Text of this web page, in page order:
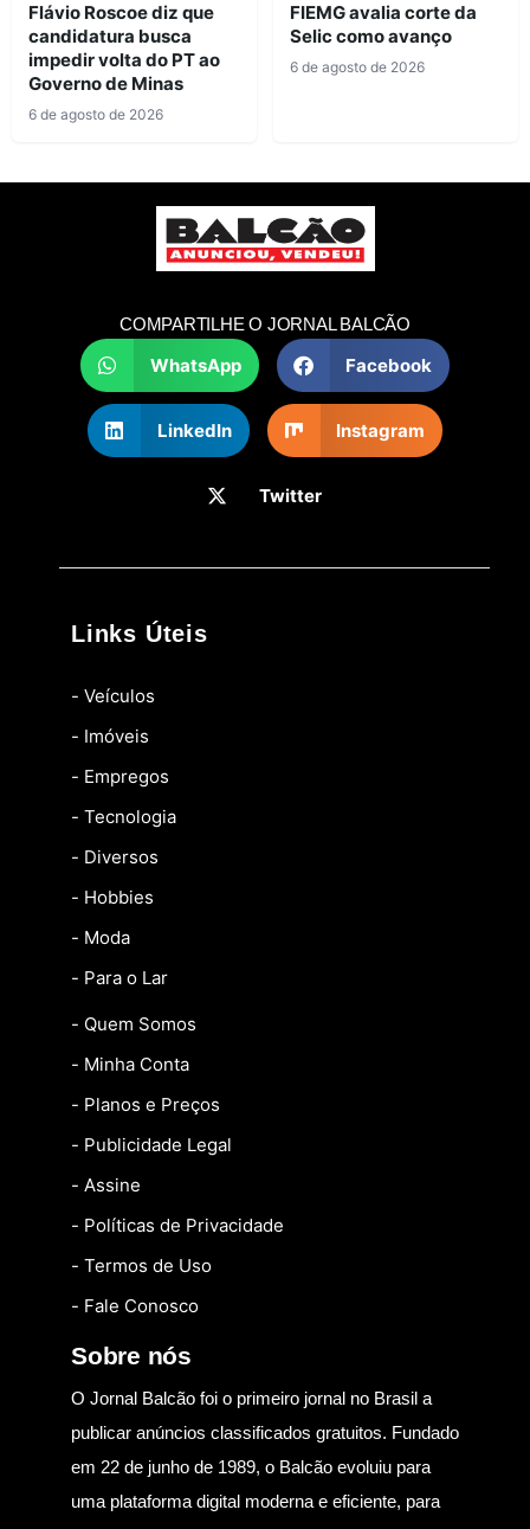
Flávio Roscoe diz que
candidatura busca
impedir volta do PT ao
Governo de Minas
6 de agosto de 2026
FIEMG avalia corte da
Selic como avanço
6 de agosto de 2026
COMPARTILHE O JORNAL BALCÃO
WhatsApp Facebook
LinkedIn Instagram
Twitter
Links Úteis
- Veículos
- Imóveis
- Empregos
- Tecnologia
- Diversos
- Hobbies
- Moda
- Para o Lar
- Quem Somos
- Minha Conta
- Planos e Preços
- Publicidade Legal
- Assine
- Políticas de Privacidade
- Termos de Uso
- Fale Conosco
Sobre nós
O Jornal Balcão foi o primeiro jornal no Brasil a
publicar anúncios classificados gratuitos. Fundado
em 22 de junho de 1989, o Balcão evoluiu para
uma plataforma digital moderna e eficiente, para